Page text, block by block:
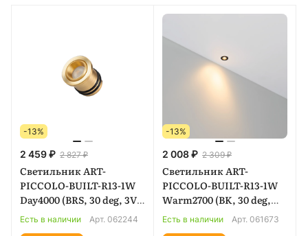
-13%
2 459 ₽ 2 827 ₽
Светильник ART-
PICCOLO-BUILT-R13-1W
Day4000 (BRS, 30 deg, 3V)
(Arlight, IP40 Металл, 3
Есть в наличии Арт. 062244
-13%
2 008 ₽ 2 309 ₽
Светильник ART-
PICCOLO-BUILT-R13-1W
Warm2700 (BK, 30 deg,
3V) (Arlight, IP40
Металл, 3 года) 061673
Есть в наличии Арт. 061673